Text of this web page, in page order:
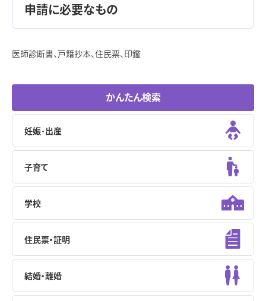
申請に必要なもの
医師診断書、戸籍抄本、住民票、印鑑
かんたん検索
妊娠･出産
子育て
学校
住民票・証明
結婚・離婚